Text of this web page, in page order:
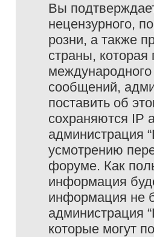
Вы
нецензурного,
розни, а также
страны, которая
сообщений,
поставить об
сохраняются IP
администрация
усмотрению
форуме. Как
информация
информация не
администрация
которые могут